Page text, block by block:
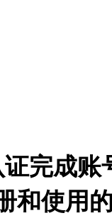
证完成
和使用